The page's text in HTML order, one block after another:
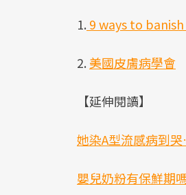
1. 9 ways to
2. 美國皮膚病學會
【延伸閱讀】
她染A型流感病到
嬰兒奶粉有保鮮期